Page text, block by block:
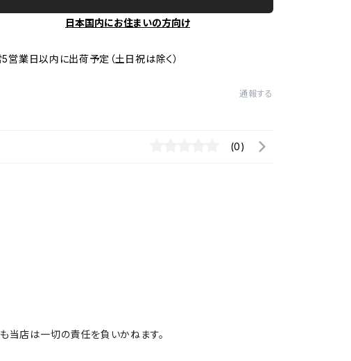
日本国内にお住まいの方向け
営業日以内に出荷予定（土日祝は除く）
通報する
(0)
当店は一切の責任を負いかねます。